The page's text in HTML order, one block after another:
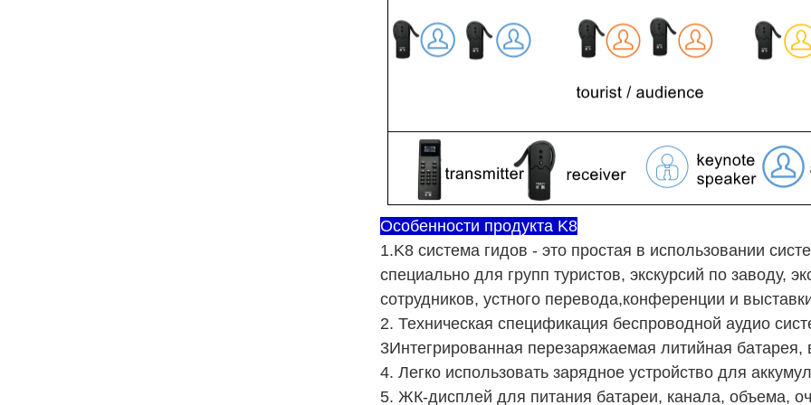
Особенности продукта K8
1.K8 система гидов - это простая в использовании
специально для групп туристов, экскурсий по заводу,
сотрудников, устного перевода,конференции и
2. Техническая спецификация беспроводной аудио
3Интегрированная перезаряжаемая литийная батарея,
4. Легко использовать зарядное устройство для
5. ЖК-дисплей для питания батареи, канала, объема,